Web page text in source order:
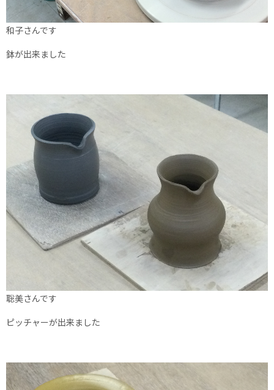
和子さんです
鉢が出来ました
聡美さんです
ピッチャーが出来ました